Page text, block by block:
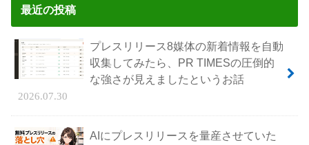
最近の投稿
プレスリリース8媒体の新着情報を自動
収集してみたら、PR TIMESの圧倒的
な強さが見えましたというお話
2026.07.30
AIにプレスリリースを量産させていた